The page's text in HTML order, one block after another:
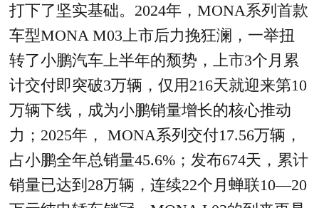
打下了坚实基础。2024年，MONA系列首款
车型MONA M03上市后力挽狂澜，一举扭
转了小鹏汽车上半年的颓势，上市3个月累
计交付即突破3万辆，仅用216天就迎来第10
万辆下线，成为小鹏销量增长的核心推动
力；2025年， MONA系列交付17.56万辆，
占小鹏全年总销量45.6%；发布674天，累计
销量已达到28万辆，连续22个月蝉联10—20